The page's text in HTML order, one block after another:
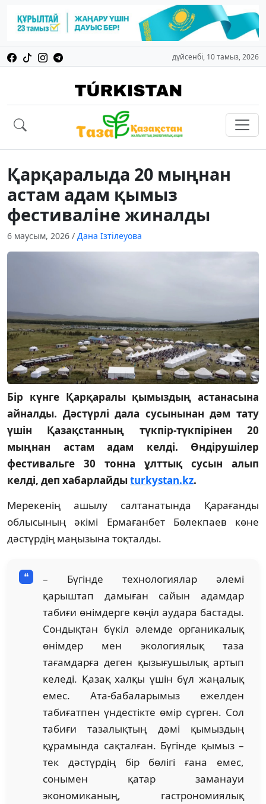
дүйсенбі, 10 тамыз, 2026
Қарқаралыда 20 мыңнан
астам адам қымыз
фестиваліне жиналды
6 маусым, 2026 / Дана Ізтілеуова
Бір күнге Қарқаралы қымыздың астанасына
айналды. Дәстүрлі дала сусынынан дәм тату
үшін Қазақстанның түкпір-түкпірінен 20
мыңнан астам адам келді. Өндірушілер
фестивальге 30 тонна ұлттық сусын алып
келді, деп хабарлайдыturkystan.kz.
Мерекенің ашылу салтанатында Қарағанды
облысының әкімі Ермағанбет Бөлекпаев көне
дәстүрдің маңызына тоқталды.
– Бүгінде технологиялар әлемі
қарыштап дамыған сайын адамдар
табиғи өнімдерге көңіл аудара бастады.
Сондықтан бүкіл әлемде органикалық
өнімдер мен экологиялық таза
тағамдарға деген қызығушылық артып
келеді. Қазақ халқы үшін бұл жаңалық
емес. Ата-бабаларымыз ежелден
табиғатпен үндестікте өмір сүрген. Сол
табиғи тазалықтың дәмі қымыздың
құрамында сақталған. Бүгінде қымыз –
тек дәстүрдің бір бөлігі ғана емес,
сонымен қатар заманауи
экономиканың, гастрономиялық